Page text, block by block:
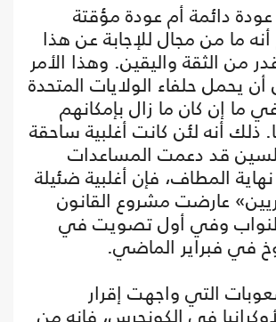
دائمة أم عودة مؤقتة
ما من مجال للإجابة عن هذا
من الثقة واليقين. وهذا الأمر
يحمل حلفاء الولايات المتحدة
ما إن كان ما زال بإمكانهم
ذلك أنه لئن كانت أغلبية ساحقة
قد دعمت المساعدات
المطاف، فإن أغلبية ضئيلة
عارضت مشروع القانون
وفي أول تصويت في
في فبراير الماضي.
التي واجهت إقرار